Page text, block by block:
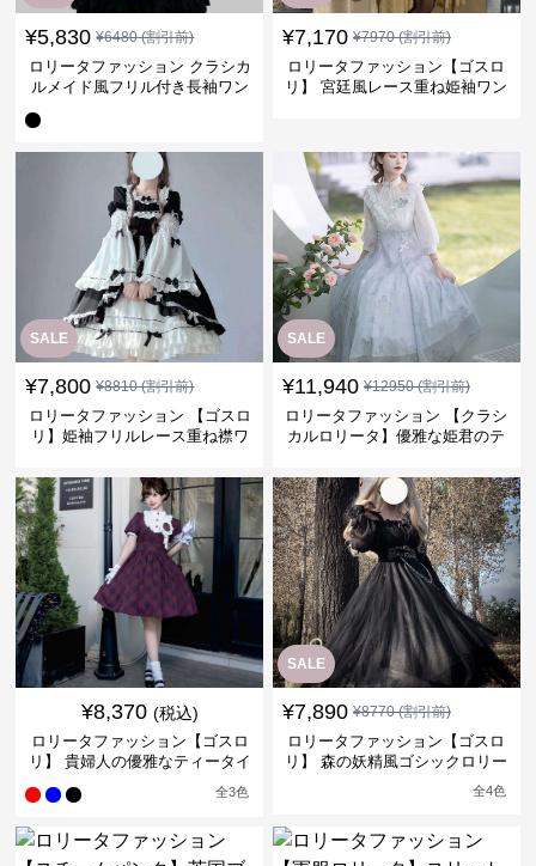
¥5,830 ¥6480(割引前)
ロリータファッション クラシカ
ルメイド風フリル付き長袖ワン
¥7,170 ¥7970(割引前)
ロリータファッション【ゴスロ
リ】 宮廷風レース重ね姫袖ワン
SALE
¥7,800 ¥8810(割引前)
ロリータファッション 【ゴスロ
リ】姫袖フリルレース重ね襟ワ
SALE
¥11,940 ¥12950(割引前)
ロリータファッション 【クラシ
カルロリータ】優雅な姫君のテ
¥8,370 (税込)
ロリータファッション【ゴスロ
リ】 貴婦人の優雅なティータイ
全3色
SALE
¥7,890 ¥8770(割引前)
ロリータファッション【ゴスロ
リ】 森の妖精風ゴシックロリー
全4色